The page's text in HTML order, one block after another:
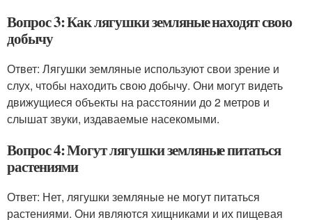
Вопрос 3: Как лягушки земляные находят свою
добычу
Ответ: Лягушки земляные используют свои зрение и
слух, чтобы находить свою добычу. Они могут видеть
движущиеся объекты на расстоянии до 2 метров и
слышат звуки, издаваемые насекомыми.
Вопрос 4: Могут лягушки земляные питаться
растениями
Ответ: Нет, лягушки земляные не могут питаться
растениями. Они являются хищниками и их пищевая